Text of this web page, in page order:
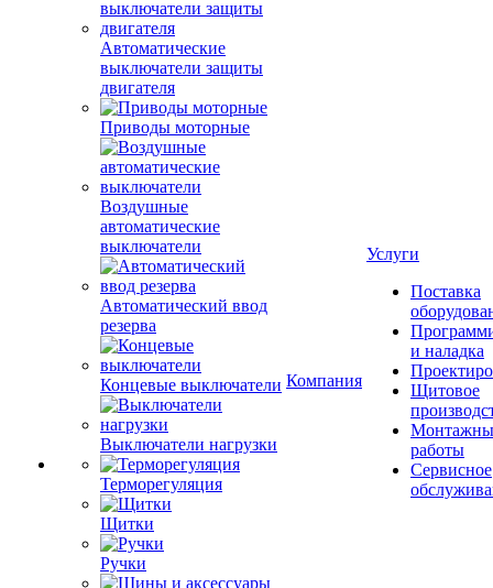
Автоматические
выключатели защиты
двигателя
Приводы моторные
Воздушные
автоматические
выключатели
Автоматический ввод
резерва
Концевые выключатели
Выключатели нагрузки
Терморегуляция
Щитки
Ручки
Компания
Услуги
Поставка
и наладка
Щитовое
работы
Сервисное